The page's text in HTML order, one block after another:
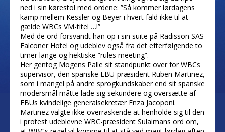
ned i sin kørestol med ordene: ”Så kommer lørdagens
kamp mellem Kessler og Beyer i hvert fald ikke til at
gælde WBCs VM-titel …!”
Med de ord forsvandt han op i sin suite på Radisson SAS
Falconer Hotel og udeblev også fra det efterfølgende to
timer lange og hektiske ”rules meeting”.
Her gentog Mogens Palle sit standpunkt over for WBCs
supervisor, den spanske EBU-præsident Ruben Martinez,
som i mangel på andre sprogkundskaber end sit spanske
modersmål måtte lade sig sekundere og oversætte af
EBUs kvindelige generalsekretær Enza Jacoponi.
Martinez valgte ikke overraskende at henholde sig til den
i protest udeblevne WBC-præsident Sulaimans ord om,